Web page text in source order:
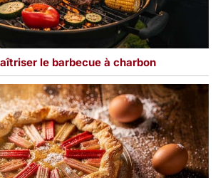
le barbecue à charbon